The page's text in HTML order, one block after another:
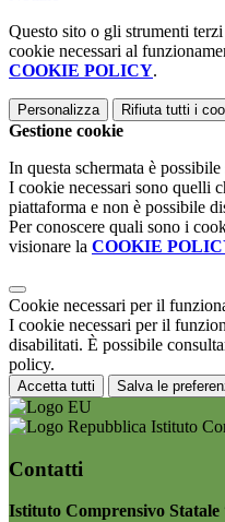
Questo sito o gli strumenti
cookie necessari al
COOKIE POLICY.
Personalizza Rifiuta tutti i
Gestione cookie
In questa schermata è
I cookie necessari sono quelli
piattaforma e non è possibile
Per conoscere quali sono i
visionare la COOKIE
Cookie necessari per il
I cookie necessari per il
disabilitati. È possibile
policy.
Accetta tutti Salva le
Istituto
Contatti
Istituto Comprensivo Statale